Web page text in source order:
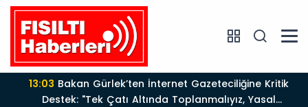
13:03Bakan Gürlek’ten İnternet Gazeteciliğine Kritik
Destek: "Tek Çatı Altında Toplanmalıyız, Yasal